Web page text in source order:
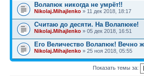
Волапюк никогда не умрёт!!
Nikolaj.Mihajlenko » 11 дек 2018, 18:17
Считаю до десяти. На Волапюке!
Nikolaj.Mihajlenko » 05 дек 2018, 16:51
Его Величество Волапюк! Вечно
Nikolaj.Mihajlenko » 25 ноя 2018, 05:55
Показать темы за: